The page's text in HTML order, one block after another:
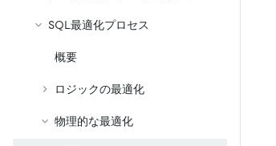
SQL最適化プロセス
概要
ロジックの最適化
物理的な最適化